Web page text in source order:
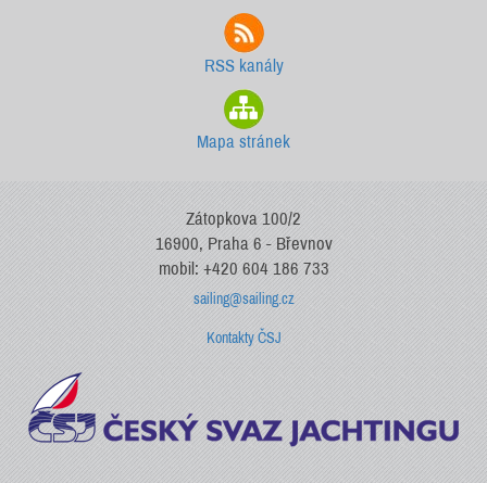
RSS kanály
Mapa stránek
Zátopkova 100/2
16900, Praha 6 - Břevnov
mobil: +420 604 186 733
sailing@sailing.cz
Kontakty ČSJ